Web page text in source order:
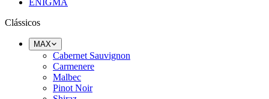
ENIGMA
Clássicos
MAX
Cabernet Sauvignon
Carmenere
Malbec
Pinot Noir